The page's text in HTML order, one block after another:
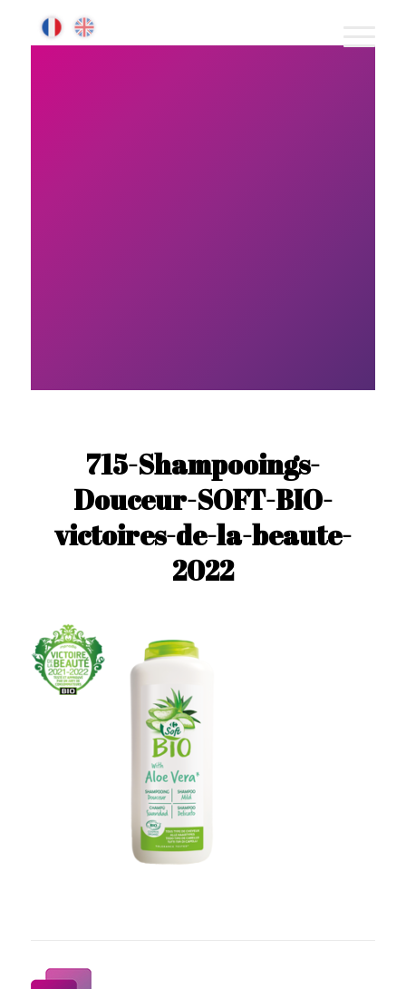
715-Shampooings-
Douceur-SOFT-BIO-
victoires-de-la-beaute-
2022